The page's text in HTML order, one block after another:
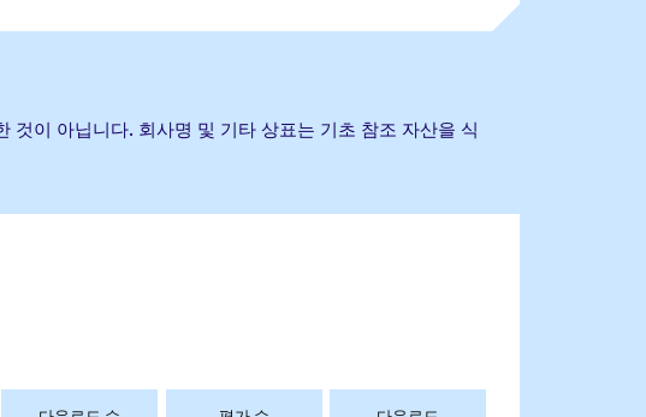
이 아닙니다. 회사명 및 기타 상표는 기초 참조 자산을 식